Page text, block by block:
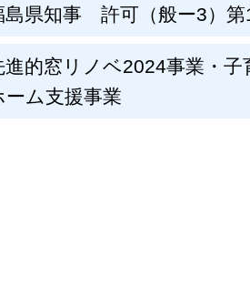
島県知事 許可（般ー3）第
進的窓リノベ2024事業・子
ーム支援事業